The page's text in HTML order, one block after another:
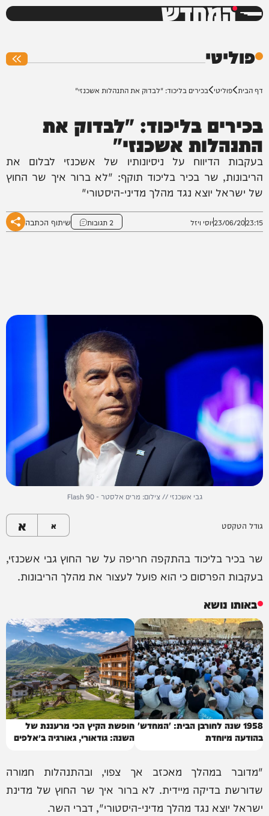
המחדש
פוליטי
דף הבית פוליטי בכירים בליכוד: "לבדוק את התנהלות אשכנזי"
בכירים בליכוד: "לבדוק את
התנהלות אשכנזי"
בעקבות הדיווח על ניסיונותיו של אשכנזי לבלום את
הריבונות, שר בכיר בליכוד תוקף: "לא ברור איך שר החוץ
של ישראל יוצא נגד מהלך מדיני-היסטורי"
23:15
23/06/20יוסי ויזל 2 תגובות שיתוף הכתבה
גבי אשכנזי // צילום: מרים אלסטר - Flash 90
גודל הטקסט א א
שר בכיר בליכוד בהתקפה חריפה על שר החוץ גבי אשכנזי,
בעקבות הפרסום כי הוא פועל לעצור את מהלך הריבונות.
באותו נושא
1958 שנה לחורבן הבית: 'המחדש'
בהודעה מיוחדת
חופשת הקיץ הכי מרעננת של
השנה: גודאורי, גאורגיה ב״אלפים
"מדובר במהלך מאכזב אך צפוי, ובהתנהלות חמורה
שדורשת בדיקה מיידית. לא ברור איך שר החוץ של מדינת
ישראל יוצא נגד מהלך מדיני-היסטורי", דברי השר.